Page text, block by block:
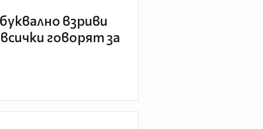
взриви
говорят за